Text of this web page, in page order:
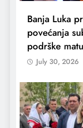
Banja Luka
povećanja
podrške
July 30, 2026